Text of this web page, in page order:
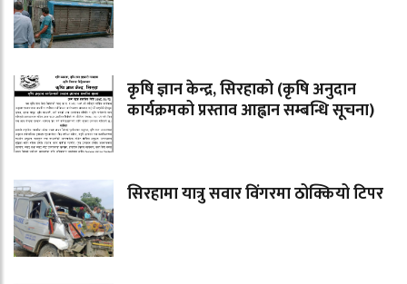
कृषि ज्ञान केन्द्र, सिरहाको (कृषि अनुदान
कार्यक्रमको प्रस्ताव आह्वान सम्बन्धि सूचना)
सिरहामा यात्रु सवार विंगरमा ठोक्कियो टिपर